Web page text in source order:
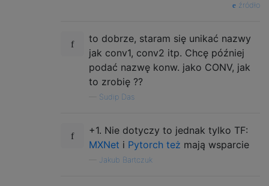
źródło
to dobrze, staram się unikać nazwy
jak conv1, conv2 itp. Chcę później
podać nazwę konw. jako CONV, jak
to zrobię ??
Sudip Das
+1. Nie dotyczy to jednak tylko TF:
MXNet i Pytorch też mają wsparcie
Jakub Bartczuk